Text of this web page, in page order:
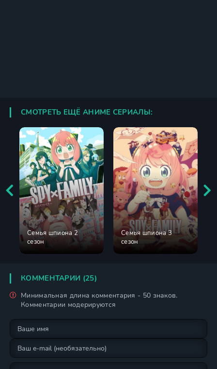
СМОТРЕТЬ ЕЩЁ АНИМЕ СЕРИАЛЫ:
Семья шпиона 2
сезон
Семья шпиона 3
сезон
КОММЕНТАРИИ (25)
Минимальная длина комментария - 50 знаков.
Комментарии модерируются